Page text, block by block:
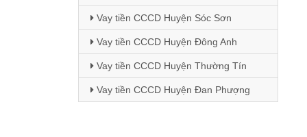
Vay tiền CCCD Huyện Sóc Sơn
Vay tiền CCCD Huyện Đông Anh
Vay tiền CCCD Huyện Thường Tín
Vay tiền CCCD Huyện Đan Phượng